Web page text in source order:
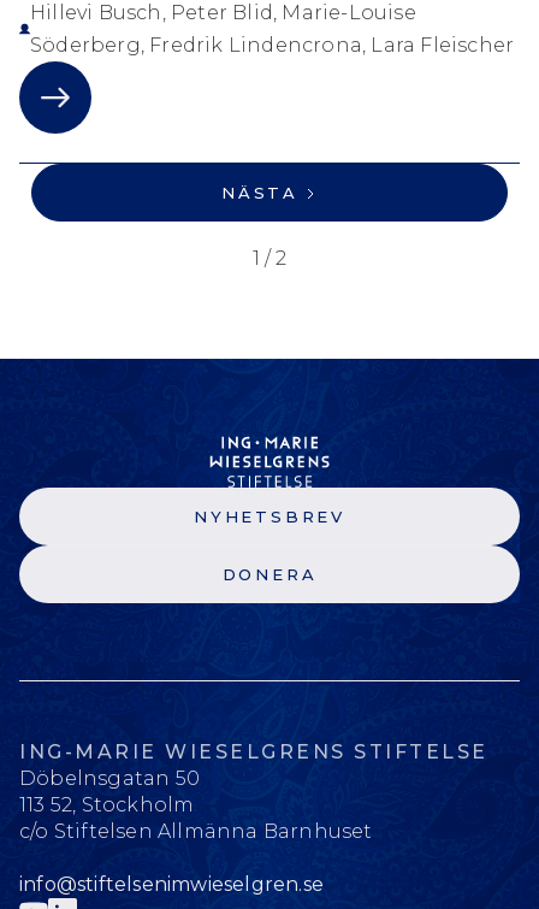
Hillevi Busch, Peter Blid, Marie-Louise
Söderberg, Fredrik Lindencrona, Lara Fleischer
NÄSTA
1 / 2
NYHETSBREV
DONERA
ING-MARIE WIESELGRENS STIFTELSE
Döbelnsgatan 50
113 52, Stockholm
c/o Stiftelsen Allmänna Barnhuset
info@stiftelsenimwieselgren.se